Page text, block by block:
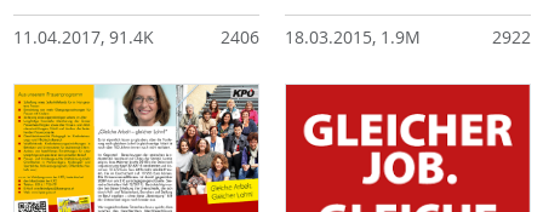
11.04.2017, 91.4K 2406 18.03.2015, 1.9M 2922